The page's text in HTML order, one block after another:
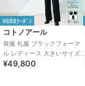
¥888ｸｰﾎﾟﾝ
コトノアール
喪服 礼服 ブラックフォーマ
ル レディース 大きいサイズ
夏物 夏用 パンツ 日本製
¥49,800